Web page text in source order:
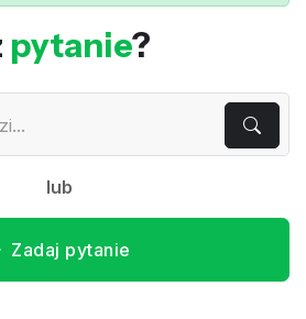
pytanie?
lub
Zadaj pytanie